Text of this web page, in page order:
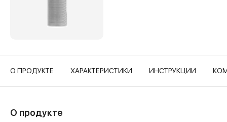
О ПРОДУКТЕ ХАРАКТЕРИСТИКИ ИНСТРУКЦИИ
О продукте